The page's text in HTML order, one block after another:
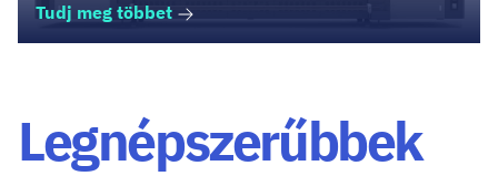
Tudj meg többet
Legnépszerűbbek